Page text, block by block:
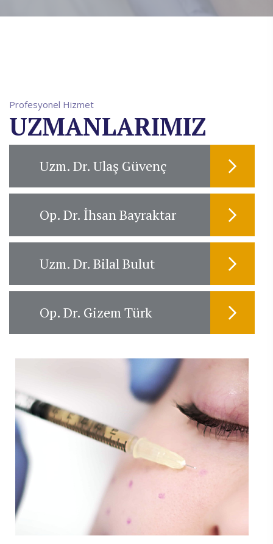
Profesyonel Hizmet
UZMANLARIMIZ
Uzm. Dr. Ulaş Güvenç
Op. Dr. İhsan Bayraktar
Uzm. Dr. Bilal Bulut
Op. Dr. Gizem Türk